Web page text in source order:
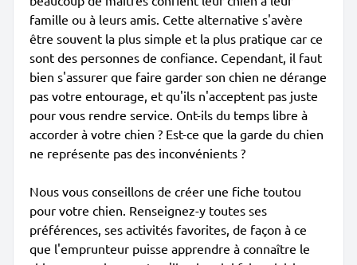
famille ou à leurs amis. Cette alternative s'avère
être souvent la plus simple et la plus pratique car ce
sont des personnes de confiance. Cependant, il faut
bien s'assurer que faire garder son chien ne dérange
pas votre entourage, et qu'ils n'acceptent pas juste
pour vous rendre service. Ont-ils du temps libre à
accorder à votre chien ? Est-ce que la garde du chien
ne représente pas des inconvénients ?
Nous vous conseillons de créer une fiche toutou
pour votre chien. Renseignez-y toutes ses
préférences, ses activités favorites, de façon à ce
que l'emprunteur puisse apprendre à connaître le